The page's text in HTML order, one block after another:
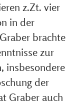
z.Zt. vier
in der
brachte
zur
insbesondere
der
Graber auch